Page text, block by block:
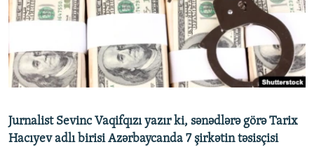
İNFOQRAFIKA
AZƏRBAYCAN ƏDƏBIYYATI KITABXANASI
İSLAM VƏ DEMOKRATIYA
İZ - MƏDƏNIYYƏT PROQRAMI
MISSIYAMIZ
PEŞƏ ETIKASI VƏ JURNALISTIKA STANDARTLARIMIZ
MATERIALLARIMIZDAN ISTIFADƏ
AZADLIQRADIOSU MOBIL TELEFONUNUZDA
XƏBƏR BÜLLETENLƏRIMIZ
BIZI IZLƏ
RFE/RL-in bütün saytları
Jurnalist Sevinc Vaqifqızı yazır ki, sənədlərə görə Tarix
Hacıyev adlı birisi Azərbaycanda 7 şirkətin təsisçisi